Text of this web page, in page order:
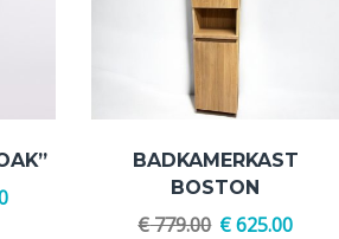
BADKAMERKAST
BOSTON
€779.00 €625.00